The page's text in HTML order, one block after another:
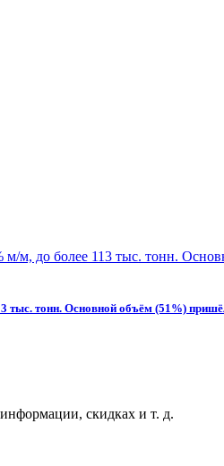
тонн. Основной объём (51%)
скидках и т. д.